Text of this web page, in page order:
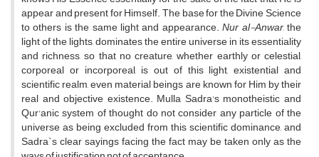
appear and present for Himself. The base for the Divine Science
to others is the same light and appearance.Nur al-Anwar, the
light of the lights, dominates the entire universe in its essentiality
and richness, so that no creature, whether earthly or celestial,
corporeal or incorporeal, is out of this light, existential and
scientific realm, even material beings are known for Him by their
real and objective existence. Mulla Sadra's monotheistic and
Qur'anic system of thought do not consider any particle of the
universe as being excluded from this scientific dominance, and
Sadra`s clear sayings facing the fact may be taken only as the